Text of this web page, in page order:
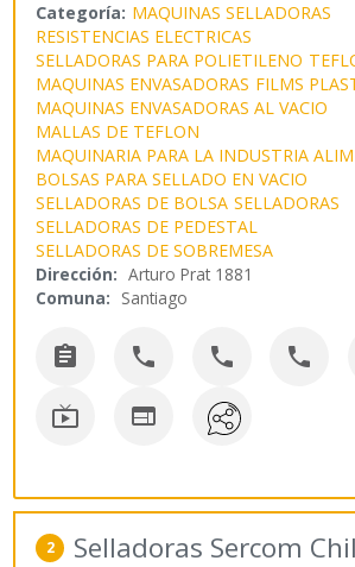
Categoría: MAQUINAS SELLADORAS
RESISTENCIAS ELECTRICAS
SELLADORAS PARA POLIETILENO
MAQUINAS ENVASADORAS FILMS
MAQUINAS ENVASADORAS AL VACIO
MALLAS DE TEFLON
MAQUINARIA PARA LA INDUSTRIA
BOLSAS PARA SELLADO EN VACIO
SELLADORAS DE BOLSA SELLADORAS
SELLADORAS DE PEDESTAL
SELLADORAS DE SOBREMESA
Dirección: Arturo Prat 1881
Comuna: Santiago
   
 
2 Selladoras Sercom